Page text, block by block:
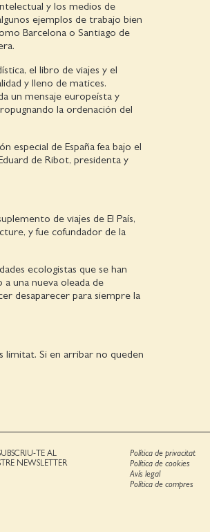
y los medios de
ejemplos de trabajo bien
Barcelona o Santiago de
el libro de viajes y el
y lleno de matices.
un mensaje europeísta y
la ordenación del
especial de España fea bajo el
de Ribot, presidenta y
de viajes de El País,
y fue cofundador de la
ecologistas que se han
una nueva oleada de
desaparecer para siempre la
limitat. Si en arribar no queden
TE AL
NEWSLETTER
Política de privacitat
Política de cookies
Avís legal
Política de compres